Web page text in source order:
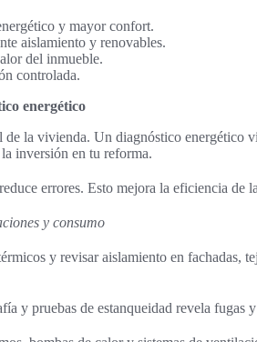
y mayor confort.
aislamiento y renovables.
del inmueble.
controlada.
energético
de la vivienda. Un diagnóstico energético
inversión en tu reforma.
errores. Esto mejora la eficiencia de
y consumo
y revisar aislamiento en fachadas,
y pruebas de estanqueidad revela fugas